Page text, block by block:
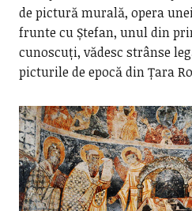
de pictură murală, opera
frunte cu Ștefan, unul din
cunoscuți, vădesc strânse
picturile de epocă din Țara